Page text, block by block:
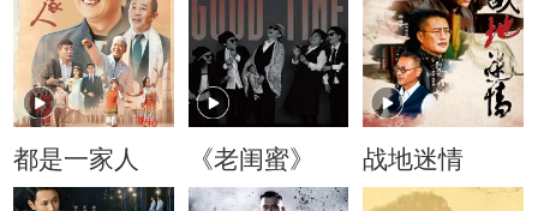
都是一家人 《老闺蜜》 战地迷情